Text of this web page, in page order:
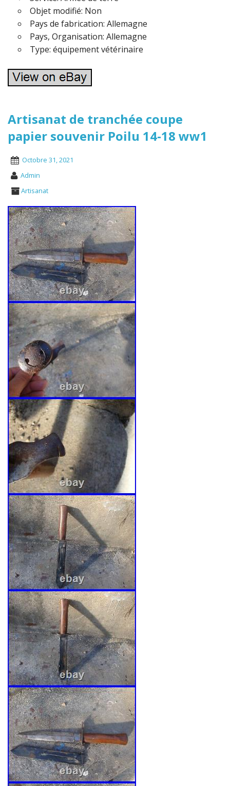
Objet modifié: Non
Pays de fabrication: Allemagne
Pays, Organisation: Allemagne
Type: équipement vétérinaire
Artisanat de tranchée coupe
papier souvenir Poilu 14-18 ww1
Octobre 31, 2021
Admin
Artisanat